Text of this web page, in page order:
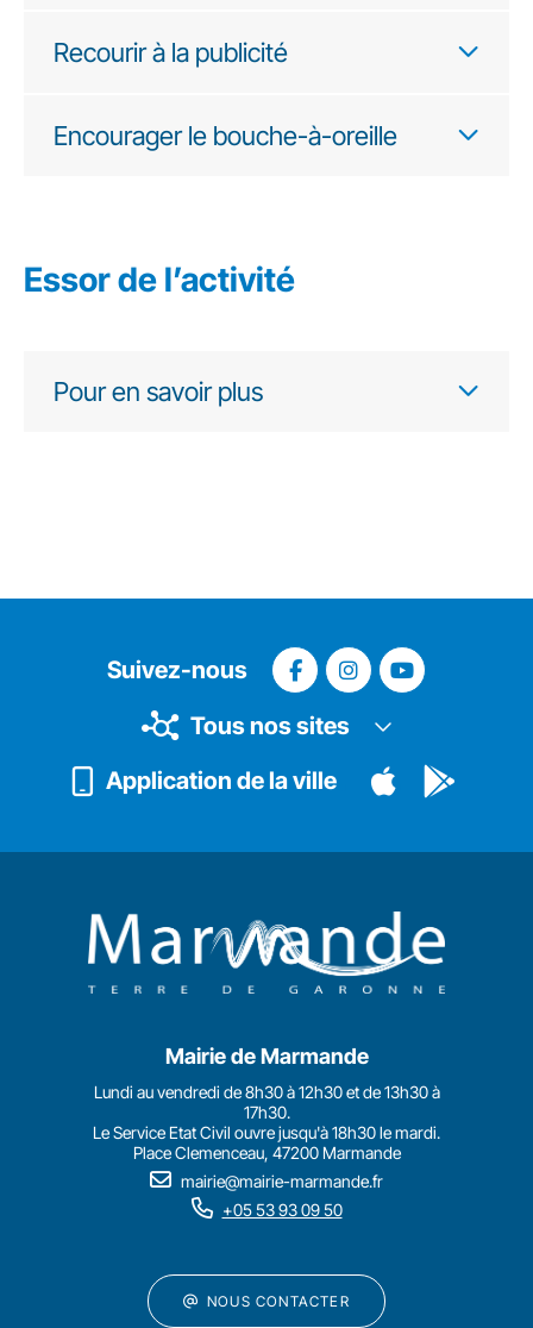
Recourir à la publicité
Encourager le bouche-à-oreille
Essor de l’activité
Pour en savoir plus
Suivez-nous
Tous nos sites
Application de la ville
Mairie de Marmande
Lundi au vendredi de 8h30 à 12h30 et de 13h30 à
17h30.
Le Service Etat Civil ouvre jusqu'à 18h30 le mardi.
Place Clemenceau, 47200 Marmande
mairie@mairie-marmande.fr
+05 53 93 09 50
NOUS CONTACTER